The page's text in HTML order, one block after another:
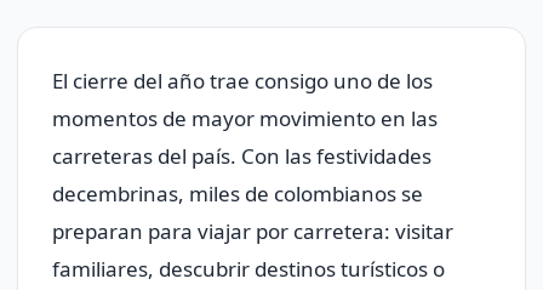
El cierre del año trae consigo uno de los
momentos de mayor movimiento en las
carreteras del país. Con las festividades
decembrinas, miles de colombianos se
preparan para viajar por carretera: visitar
familiares, descubrir destinos turísticos o